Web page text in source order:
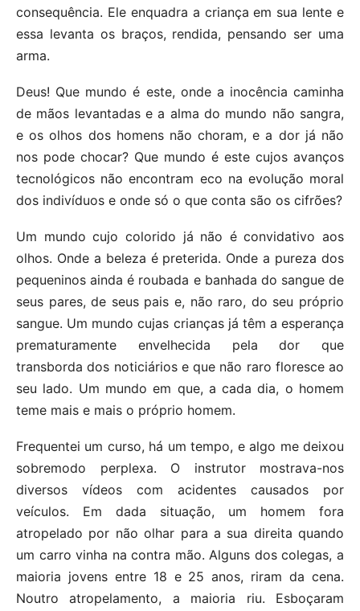
consequência. Ele enquadra a criança em sua lente e
essa levanta os braços, rendida, pensando ser uma
arma.
Deus! Que mundo é este, onde a inocência caminha
de mãos levantadas e a alma do mundo não sangra,
e os olhos dos homens não choram, e a dor já não
nos pode chocar? Que mundo é este cujos avanços
tecnológicos não encontram eco na evolução moral
dos indivíduos e onde só o que conta são os cifrões?
Um mundo cujo colorido já não é convidativo aos
olhos. Onde a beleza é preterida. Onde a pureza dos
pequeninos ainda é roubada e banhada do sangue de
seus pares, de seus pais e, não raro, do seu próprio
sangue. Um mundo cujas crianças já têm a esperança
prematuramente envelhecida pela dor que
transborda dos noticiários e que não raro floresce ao
seu lado. Um mundo em que, a cada dia, o homem
teme mais e mais o próprio homem.
Frequentei um curso, há um tempo, e algo me deixou
sobremodo perplexa. O instrutor mostrava-nos
diversos vídeos com acidentes causados por
veículos. Em dada situação, um homem fora
atropelado por não olhar para a sua direita quando
um carro vinha na contra mão. Alguns dos colegas, a
maioria jovens entre 18 e 25 anos, riram da cena.
Noutro atropelamento, a maioria riu. Esboçaram